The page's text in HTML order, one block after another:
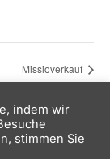
Missioverkauf
indem wir
stimmen Sie